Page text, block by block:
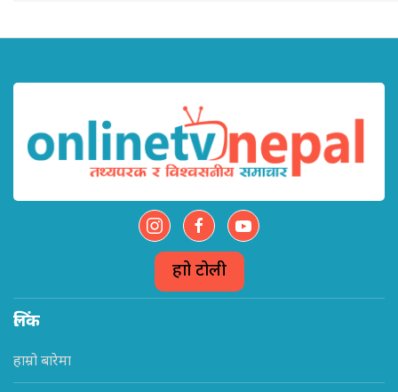
हाम्रो टोली
लिंक
हाम्रो बारेमा